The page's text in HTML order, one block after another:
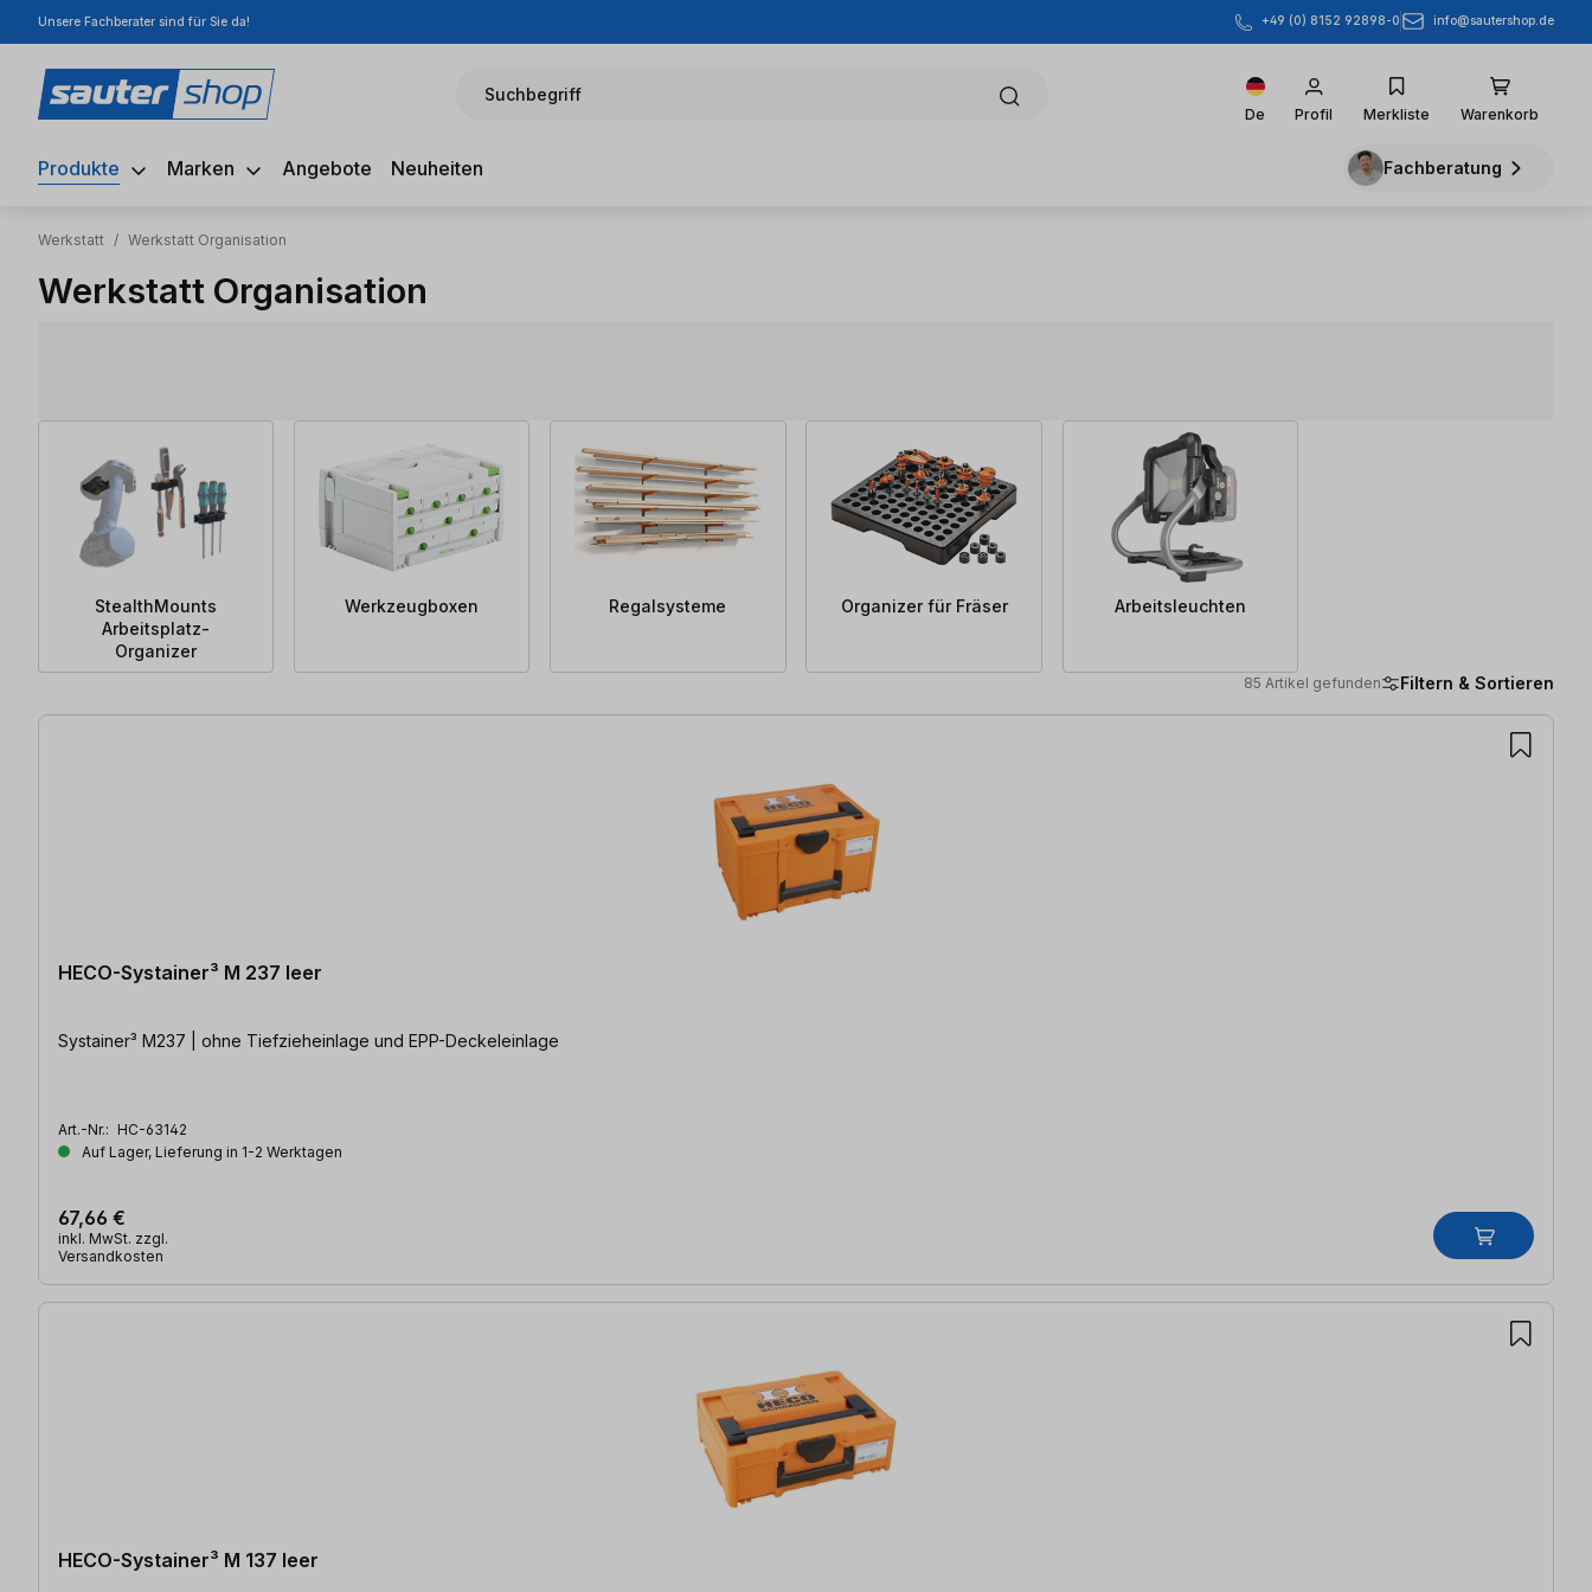
Hauptinhalt springen
Zur Suche springen
Zur Hauptnavigation springen
Unsere Fachberater sind für Sie da! +49 (0) 8152 92898-0 info@sautershop.de
Suchbegriff
De Profil Merkliste Warenkorb
Produkte Marken Angebote Neuheiten Fachberatung
Werkstatt / Werkstatt Organisation
Werkstatt Organisation
StealthMounts
Arbeitsplatz-
Organizer
Werkzeugboxen Regalsysteme Organizer für Fräser Arbeitsleuchten
85 Artikel gefunden Filtern & Sortieren
85 Artikel gefunden
HECO-Systainer³ M 237 leer
Systainer³ M237 | ohne Tiefzieheinlage und EPP-Deckeleinlage
Art.-Nr.: HC-63142
Auf Lager, Lieferung in 1-2 Werktagen
67,66 €
inkl. MwSt. zzgl.
Versandkosten
HECO-Systainer³ M 137 leer